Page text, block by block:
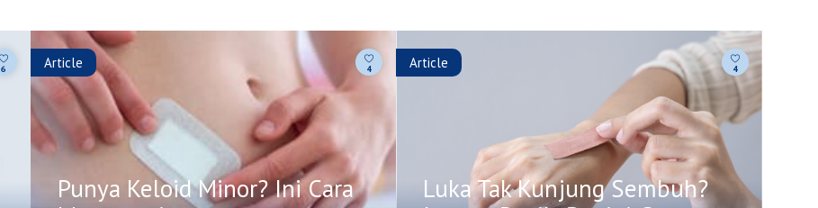
6
Punya Keloid Minor? Ini Cara
Article 4
Luka Tak Kunjung Sembuh?
Article 4